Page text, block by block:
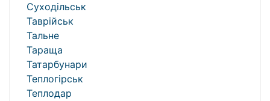
Суходільськ
Таврійськ
Тальне
Тараща
Татарбунари
Теплогірськ
Теплодар